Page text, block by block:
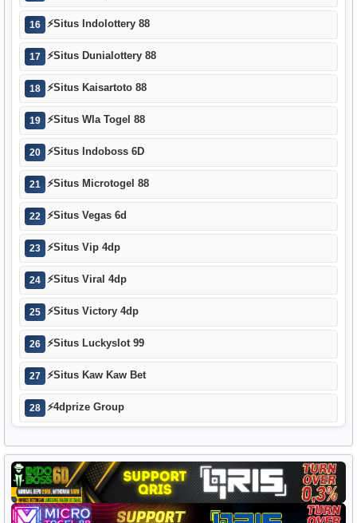
16 ⚡Situs Indolottery 88
17 ⚡Situs Dunialottery 88
18 ⚡Situs Kaisartoto 88
19 ⚡Situs Wla Togel 88
20 ⚡Situs Indoboss 6D
21 ⚡Situs Microtogel 88
22 ⚡Situs Vegas 6d
23 ⚡Situs Vip 4dp
24 ⚡Situs Viral 4dp
25 ⚡Situs Victory 4dp
26 ⚡Situs Luckyslot 99
27 ⚡Situs Kaw Kaw Bet
28 ⚡4dprize Group